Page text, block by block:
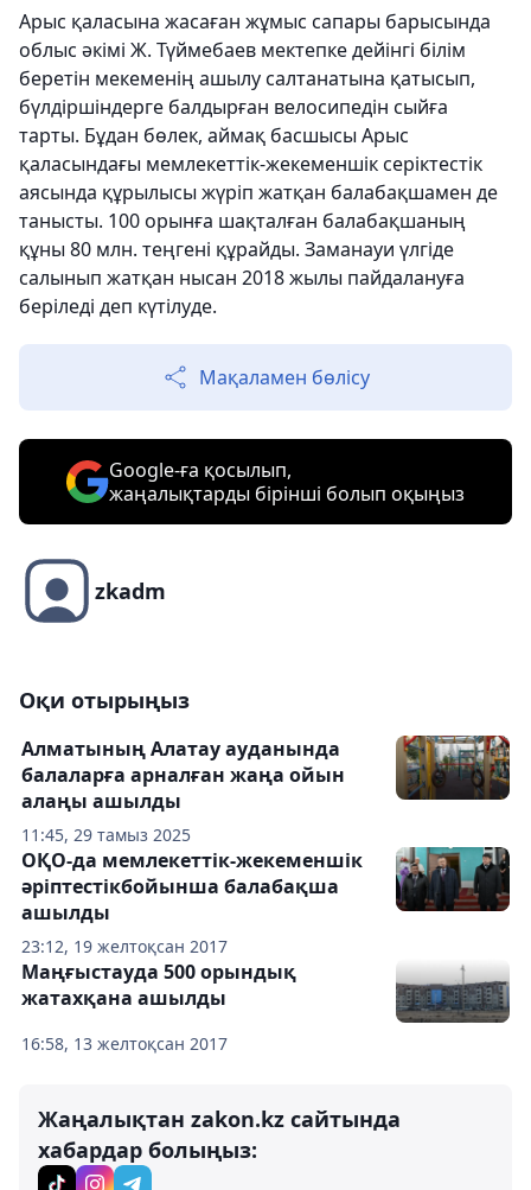
Арыс қаласына жасаған жұмыс сапары барысында
облыс әкімі Ж. Түймебаев мектепке дейінгі білім
беретін мекеменің ашылу салтанатына қатысып,
бүлдіршіндерге балдырған велосипедін сыйға
тарты. Бұдан бөлек, аймақ басшысы Арыс
қаласындағы мемлекеттік-жекеменшік серіктестік
аясында құрылысы жүріп жатқан балабақшамен де
танысты. 100 орынға шақталған балабақшаның
құны 80 млн. теңгені құрайды. Заманауи үлгіде
салынып жатқан нысан 2018 жылы пайдалануға
беріледі деп күтілуде.
Мақаламен бөлісу
Google-ға қосылып,
жаңалықтарды бірінші болып оқыңыз
zkadm
Оқи отырыңыз
11:45, 29 тамыз 2025
Алматының Алатау ауданында
балаларға арналған жаңа ойын
алаңы ашылды
23:12, 19 желтоқсан 2017
ОҚО-да мемлекеттік-жекеменшік
әріптестікбойынша балабақша
ашылды
16:58, 13 желтоқсан 2017
Маңғыстауда 500 орындық
жатахқана ашылды
Жаңалықтан zakon.kz сайтында
хабардар болыңыз: